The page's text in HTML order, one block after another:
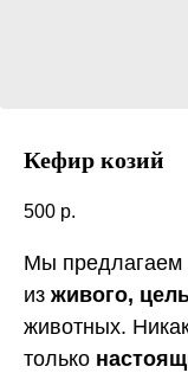
Кефир козий
500 р.
Мы предлагаем
из живого,
животных.
только